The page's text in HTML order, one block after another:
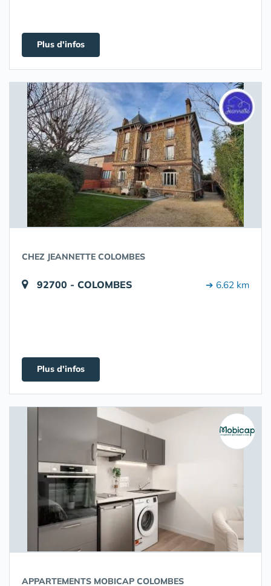
Plus d'infos
CHEZ JEANNETTE COLOMBES
92700 - COLOMBES ➔ 6.62 km
Plus d'infos
APPARTEMENTS MOBICAP COLOMBES